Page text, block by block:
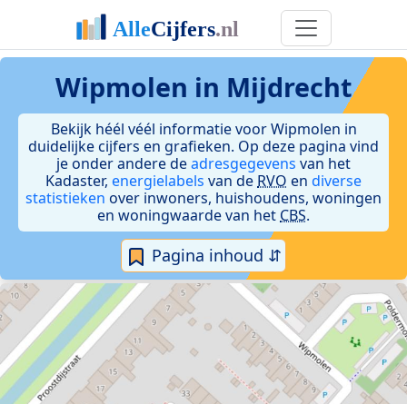
Wipmolen in Mijdrecht
Bekijk héél véél informatie voor Wipmolen in
duidelijke cijfers en grafieken. Op deze pagina vind
je onder andere deadresgegevens van het
Kadaster, energielabels van de RVO en diverse
statistieken over inwoners, huishoudens, woningen
en woningwaarde van het CBS.
Pagina inhoud ⇵